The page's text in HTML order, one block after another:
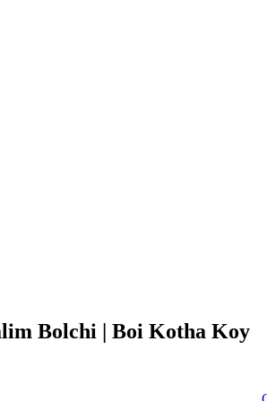
Dalim Bolchi | Boi Kotha Koy